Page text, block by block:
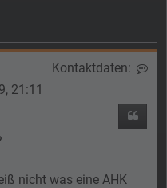
Kontaktdaten:
21:11
nicht was eine AHK